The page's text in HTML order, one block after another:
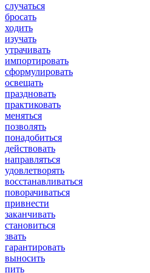
случаться
бросать
ходить
изучать
утрачивать
импортировать
сформулировать
освещать
праздновать
практиковать
меняться
позволять
понадобиться
действовать
направляться
удовлетворять
восстанавливаться
поворачиваться
привнести
заканчивать
становиться
звать
гарантировать
выносить
пить